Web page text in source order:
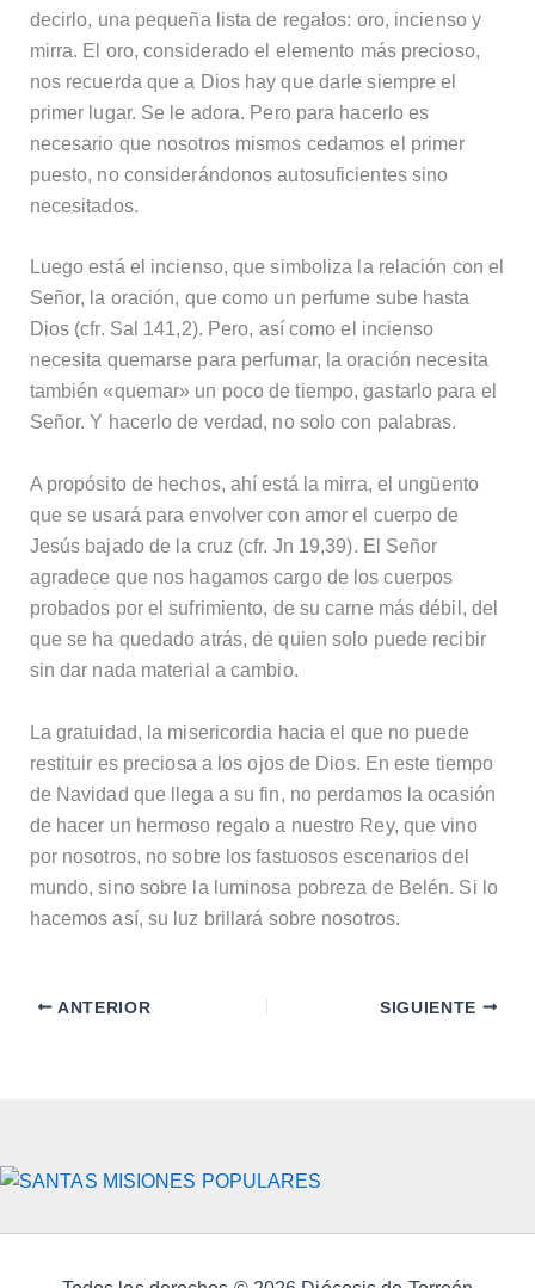
decirlo, una pequeña lista de regalos: oro, incienso y
mirra. El oro, considerado el elemento más precioso,
nos recuerda que a Dios hay que darle siempre el
primer lugar. Se le adora. Pero para hacerlo es
necesario que nosotros mismos cedamos el primer
puesto, no considerándonos autosuficientes sino
necesitados.
Luego está el incienso, que simboliza la relación con el
Señor, la oración, que como un perfume sube hasta
Dios (cfr. Sal 141,2). Pero, así como el incienso
necesita quemarse para perfumar, la oración necesita
también «quemar» un poco de tiempo, gastarlo para el
Señor. Y hacerlo de verdad, no solo con palabras.
A propósito de hechos, ahí está la mirra, el ungüento
que se usará para envolver con amor el cuerpo de
Jesús bajado de la cruz (cfr. Jn 19,39). El Señor
agradece que nos hagamos cargo de los cuerpos
probados por el sufrimiento, de su carne más débil, del
que se ha quedado atrás, de quien solo puede recibir
sin dar nada material a cambio.
La gratuidad, la misericordia hacia el que no puede
restituir es preciosa a los ojos de Dios. En este tiempo
de Navidad que llega a su fin, no perdamos la ocasión
de hacer un hermoso regalo a nuestro Rey, que vino
por nosotros, no sobre los fastuosos escenarios del
mundo, sino sobre la luminosa pobreza de Belén. Si lo
hacemos así, su luz brillará sobre nosotros.
ANTERIOR SIGUIENTE